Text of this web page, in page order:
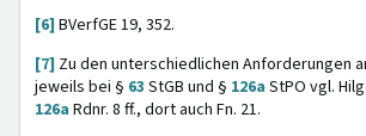
[6] BVerfGE 19, 352.
[7] Zu den unterschiedlichen Anforderungen
jeweils bei § 63 StGB und § 126a StPO vgl.
126a Rdnr. 8 ff., dort auch Fn. 21.